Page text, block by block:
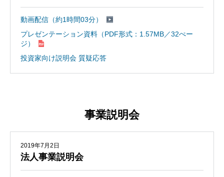
動画配信（約1時間03分）
プレゼンテーション資料（PDF形式：1.57MB／32ぺー
ジ）
投資家向け説明会 質疑応答
事業説明会
法人事業説明会
2019年7月2日